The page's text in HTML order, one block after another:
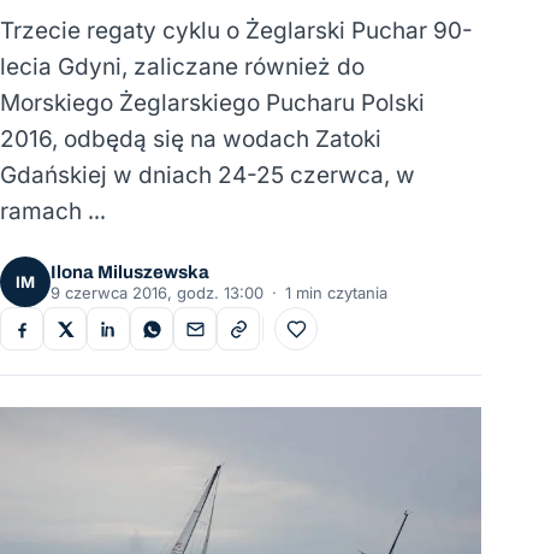
Trzecie regaty cyklu o Żeglarski Puchar 90-
lecia Gdyni, zaliczane również do
Morskiego Żeglarskiego Pucharu Polski
2016, odbędą się na wodach Zatoki
Gdańskiej w dniach 24-25 czerwca, w
ramach …
IM
Ilona Miluszewska
9 czerwca 2016, godz. 13:00 · 1 min czytania
Do ulubionych